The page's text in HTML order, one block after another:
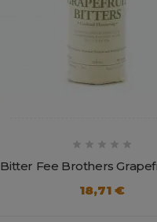
    
Bitter Fee Brothers
18,71 €